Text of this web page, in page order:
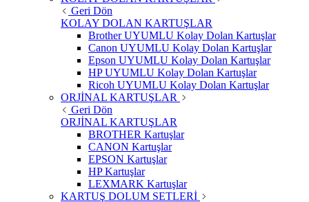
Geri Dön
KOLAY DOLAN KARTUŞLAR
Brother UYUMLU Kolay Dolan Kartuşlar
Canon UYUMLU Kolay Dolan Kartuşlar
Epson UYUMLU Kolay Dolan Kartuşlar
HP UYUMLU Kolay Dolan Kartuşlar
Ricoh UYUMLU Kolay Dolan Kartuşlar
ORJİNAL KARTUŞLAR
Geri Dön
ORJİNAL KARTUŞLAR
BROTHER Kartuşlar
CANON Kartuşlar
EPSON Kartuşlar
HP Kartuşlar
LEXMARK Kartuşlar
KARTUŞ DOLUM SETLERİ